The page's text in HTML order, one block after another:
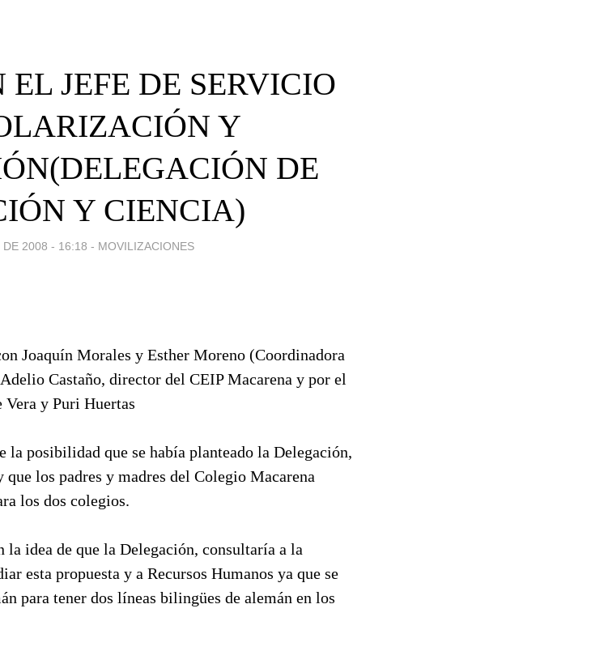
JEFE DE SERVICIO
Y
DE
Y CIENCIA)
DE 2008 - 16:18 - MOVILIZACIONES
Joaquín Morales y Esther Moreno (Coordinadora
Castaño, director del CEIP Macarena y por el
Vera y Puri Huertas
la posibilidad que se había planteado la Delegación,
los padres y madres del Colegio Macarena
los dos colegios.
la idea de que la Delegación, consultaría a la
esta propuesta y a Recursos Humanos ya que se
para tener dos líneas bilingües de alemán en los